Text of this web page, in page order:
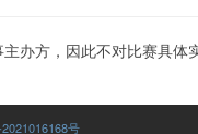
办方，因此不对比赛具体
号